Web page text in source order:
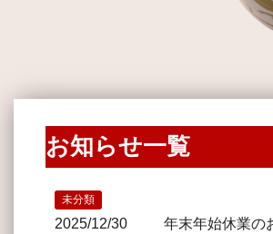
お知らせ一覧
未分類
2025/12/30 年末年始休業の